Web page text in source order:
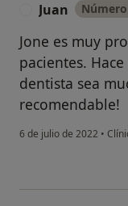
Juan
Jone es muy
pacientes.
dentista sea
recomendable!
6 de julio de 2022 •